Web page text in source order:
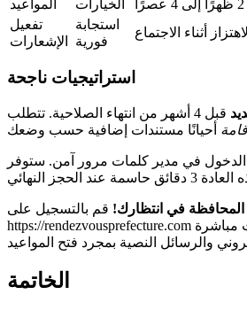
المواعيد الخيارات
تفعيل
الإشعارات
استجابة
فورية
أثناء الاجتماع
استراتيجيات ناجحة
قبل 4 أشهر من انتهاء الصلاحية. تتطلب
في مدير كلمات مرور آمن. ستوفر
في انتظارك! قم بالتسجيل على
https://rendezvousprefecture.com واحصل على إشعارات مباشرة
الخاتمة